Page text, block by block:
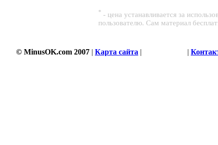
* - цена устанавливается за
пользователю. Сам материал
© MinusOK.com 2007 | Карта сайта | |